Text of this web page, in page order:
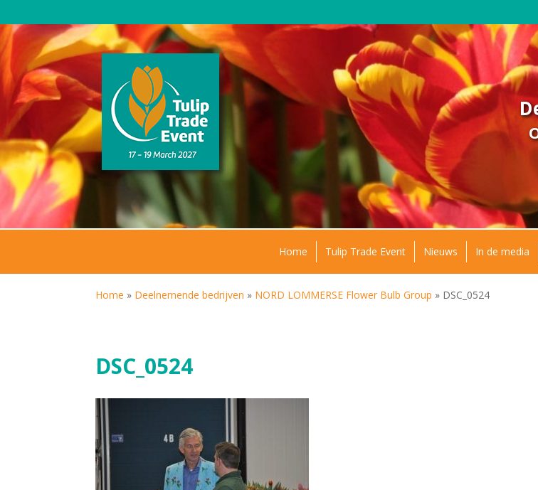
Home Tulip Trade Event Nieuws In de media
Home » Deelnemende bedrijven » NORD LOMMERSE Flower Bulb Group » DSC_0524
DSC_0524